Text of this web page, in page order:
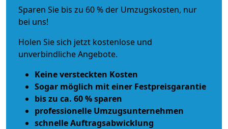
Sparen Sie bis zu 60 % der Umzugskosten, nur
bei uns!
Holen Sie sich jetzt kostenlose und
unverbindliche Angebote.
Keine versteckten Kosten
Sogar möglich mit einer Festpreisgarantie
bis zu ca. 60 % sparen
professionelle Umzugsunternehmen
schnelle Auftragsabwicklung